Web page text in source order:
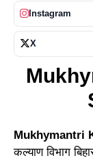
Instagram
X
Mukhymantri
कल्याण विभाग